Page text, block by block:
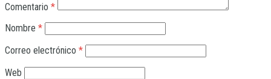
Comentario *
Nombre *
Correo electrónico *
Web